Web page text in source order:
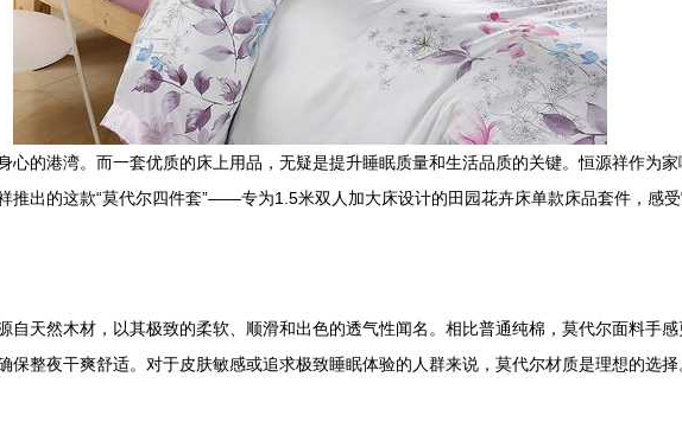
心的港湾。而一套优质的床上用品，无疑是提升睡眠质量和生活品质的关键。恒源祥作为
推出的这款“莫代尔四件套”——专为1.5米双人加大床设计的田园花卉床单款床品套件，感
自天然木材，以其极致的柔软、顺滑和出色的透气性闻名。相比普通纯棉，莫代尔面料手
保整夜干爽舒适。对于皮肤敏感或追求极致睡眠体验的人群来说，莫代尔材质是理想的选